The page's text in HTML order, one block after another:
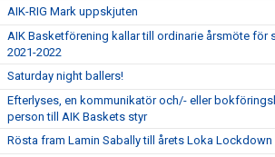
AIK-RIG Mark uppskjuten
AIK Basketförening kallar till ordinarie årsmöte för
2021-2022
Saturday night ballers!
Efterlyses, en kommunikatör och/- eller
person till AIK Baskets styr
Rösta fram Lamin Sabally till årets Loka Lockdown